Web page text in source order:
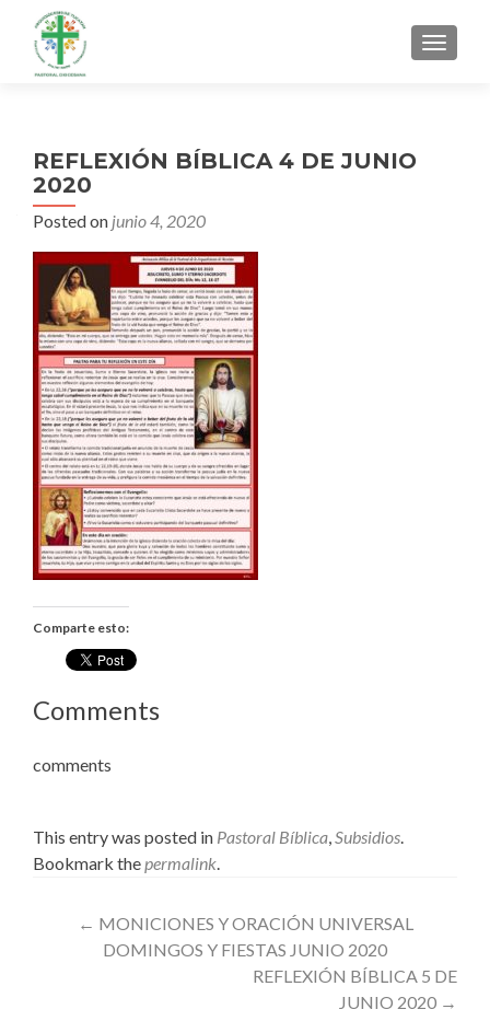
MENU
REFLEXIÓN BÍBLICA 4 DE JUNIO
2020
Posted on junio 4, 2020
Comparte esto:
Comments
comments
This entry was posted in Pastoral Bíblica,Subsidios.
Bookmark thepermalink.
Post
navigation
← MONICIONES Y ORACIÓN UNIVERSAL
DOMINGOS Y FIESTAS JUNIO 2020
REFLEXIÓN BÍBLICA 5 DE
JUNIO 2020 →